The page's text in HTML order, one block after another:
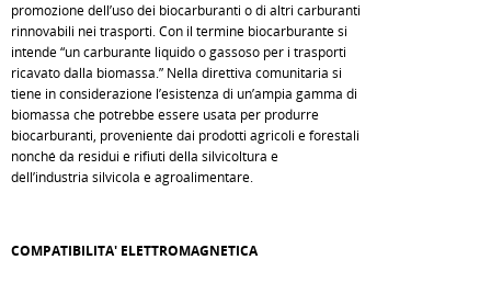
promozione dell’uso dei biocarburanti o di altri carburanti
rinnovabili nei trasporti. Con il termine biocarburante si
intende “un carburante liquido o gassoso per i trasporti
ricavato dalla biomassa.” Nella direttiva comunitaria si
tiene in considerazione l’esistenza di un’ampia gamma di
biomassa che potrebbe essere usata per produrre
biocarburanti, proveniente dai prodotti agricoli e forestali
nonché da residui e rifiuti della silvicoltura e
dell’industria silvicola e agroalimentare.
COMPATIBILITA' ELETTROMAGNETICA